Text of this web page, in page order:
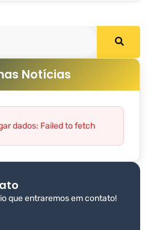
Notícias
dados: Failed to fetch
que entraremos em contato!